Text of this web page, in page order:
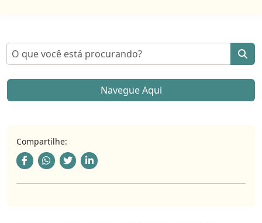
Compartilhe:
Pesquisar por:
Navegue Aqui